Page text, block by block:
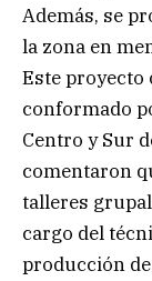
Además, se
la zona en
Este proyecto
conformado
Centro y Sur
comentaron
talleres
cargo del
producción